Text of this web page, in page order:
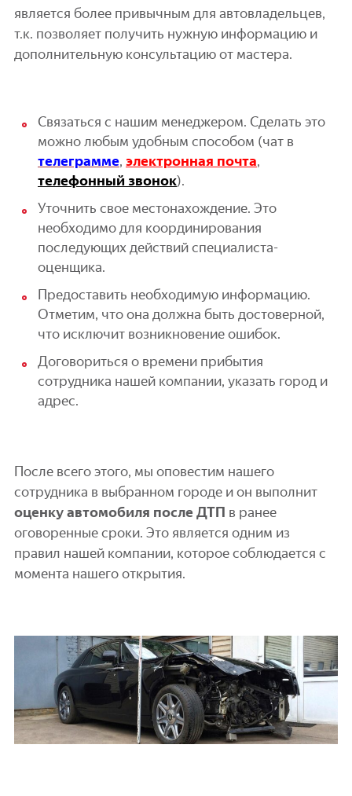
является более привычным для автовладельцев,
т.к. позволяет получить нужную информацию и
дополнительную консультацию от мастера.
Связаться с нашим менеджером. Сделать это
можно любым удобным способом (чат в
телеграмме, электронная почта,
телефонный звонок).
Уточнить свое местонахождение. Это
необходимо для координирования
последующих действий специалиста-
оценщика.
Предоставить необходимую информацию.
Отметим, что она должна быть достоверной,
что исключит возникновение ошибок.
Договориться о времени прибытия
сотрудника нашей компании, указать город и
адрес.
После всего этого, мы оповестим нашего
сотрудника в выбранном городе и он выполнит
оценку автомобиля после ДТП в ранее
оговоренные сроки. Это является одним из
правил нашей компании, которое соблюдается с
момента нашего открытия.